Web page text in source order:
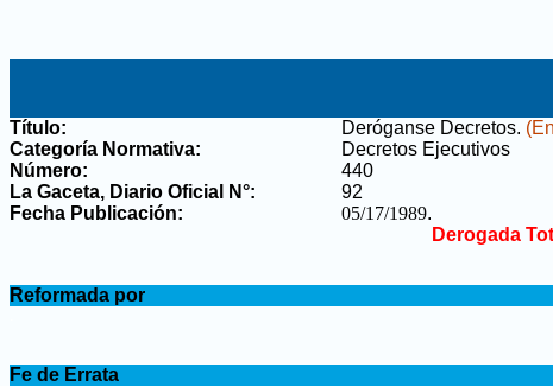
Título: Deróganse Decretos.
Categoría Normativa:
Decretos Ejecutivos
Número:
440
La Gaceta, Diario Oficial N°:
92
Fecha Publicación:
05/17/1989.
Derogada
Reformada por
Fe de Errata